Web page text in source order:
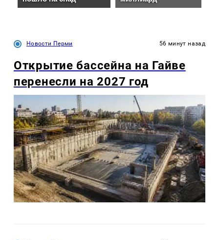
Новости Перми 56 минут назад
Открытие бассейна на Гайве
перенесли на 2027 год